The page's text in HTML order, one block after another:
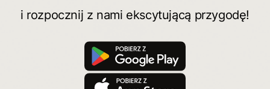
i rozpocznij z nami ekscytującą przygodę!